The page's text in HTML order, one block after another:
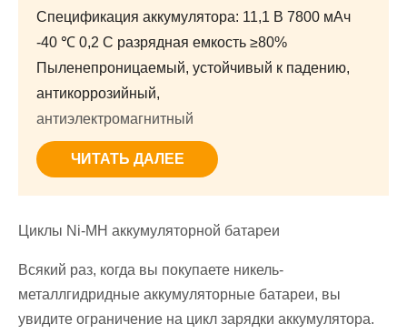
Спецификация аккумулятора: 11,1 В 7800 мАч
-40 ℃ 0,2 C разрядная емкость ≥80%
Пыленепроницаемый, устойчивый к падению,
антикоррозийный,
антиэлектромагнитный
ЧИТАТЬ ДАЛЕЕ
Циклы Ni-MH аккумуляторной батареи
Всякий раз, когда вы покупаете никель-
металлгидридные аккумуляторные батареи, вы
увидите ограничение на цикл зарядки аккумулятора.